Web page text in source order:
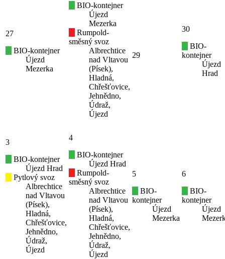
27
BIO-kontejner
Újezd
Mezerka
BIO-kontejner
Újezd
Mezerka
Rumpold-
směsný svoz
Albrechtice
nad Vltavou
(Písek),
Hladná,
Chřešťovice,
Jehnědno,
Údraž,
Újezd
29
30
BIO-
kontejner
Újezd
Hrad
3
BIO-kontejner
Újezd Hrad
Pytlový svoz
Albrechtice
nad Vltavou
(Písek),
Hladná,
Chřešťovice,
Jehnědno,
Údraž,
Újezd
4
BIO-kontejner
Újezd Hrad
Rumpold-
směsný svoz
Albrechtice
nad Vltavou
(Písek),
Hladná,
Chřešťovice,
Jehnědno,
Údraž,
Újezd
5
BIO-
kontejner
Újezd
Mezerka
6
BIO-
kontejner
Újezd